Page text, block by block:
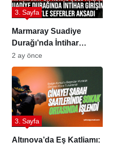
Marmaray Suadiye
Durağı’nda İntihar
Girişimi
3. Sayfa
2 ay önce
Altınova’da Eş Katliamı:
3. Sayfa